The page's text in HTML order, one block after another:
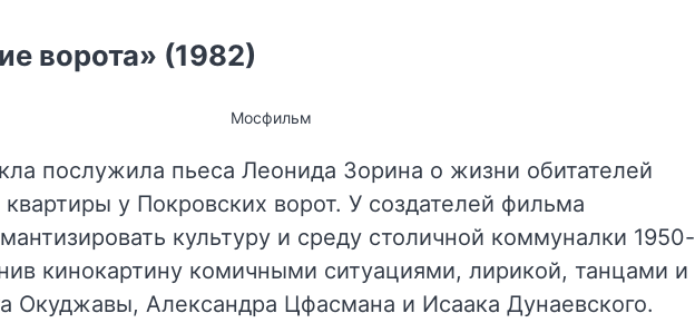
ворота» (1982)
Мосфильм
послужила пьеса Леонида Зорина о жизни обитателей
у Покровских ворот. У создателей фильма
культуру и среду столичной коммуналки 1950-
кинокартину комичными ситуациями, лирикой, танцами и
Окуджавы, Александра Цфасмана и Исаака Дунаевского.